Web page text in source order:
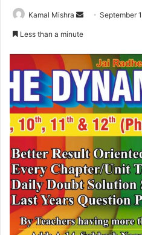
Kamal Mishra
SendSeptember
Less than a minute